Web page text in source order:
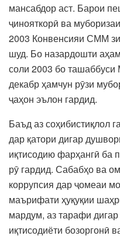
мансабдор аст. Барои
ҷинояткорӣ ва
2003 Конвенсияи СММ
шуд. Бо назардошти
соли 2003 бо
декабр ҳамчун рӯзи
ҷаҳон эълон гардид.
Баъд аз соҳибистиқлол
дар қатори дигар
иқтисодию фарҳангӣ ба
рӯ гардид. Сабабҳо ва
коррупсия дар ҷомеаи
маърифати ҳуқуқии
мардум, аз тарафи
иқтисодиёти бозоргонӣ